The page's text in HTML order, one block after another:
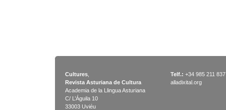
Cultures
Revista Asturiana de Cultura
Academia de la Llingua Asturiana
C/ L’Águila 10
33003 Uviéu
Telf.: +34 985 211 837
alladixital.org